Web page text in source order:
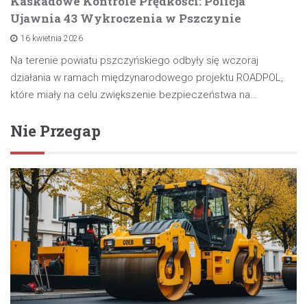
Ujawnia 43 Wykroczenia w Pszczynie
16 kwietnia 2026
Na terenie powiatu pszczyńskiego odbyły się wczoraj
działania w ramach międzynarodowego projektu ROADPOL,
które miały na celu zwiększenie bezpieczeństwa na…
Nie Przegap